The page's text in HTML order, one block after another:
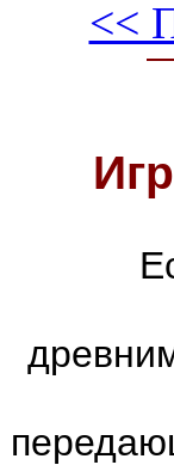
<<